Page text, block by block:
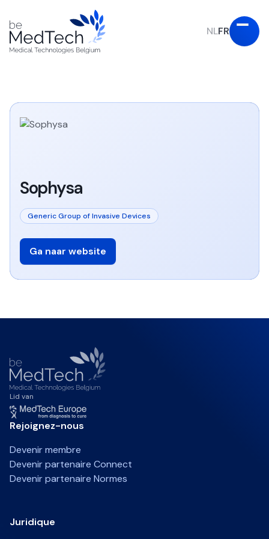
NLFR
Sophysa
Generic Group of Invasive Devices
Ga naar website
Lid van
Rejoignez-nous
Devenir membre
Devenir partenaire Connect
Devenir partenaire Normes
Juridique